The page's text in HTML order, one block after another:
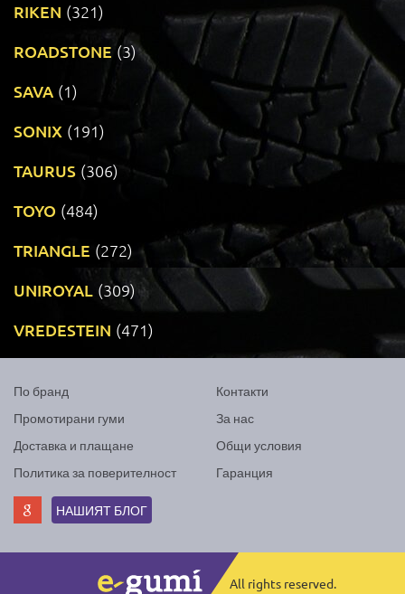
RIKEN (321)
ROADSTONE (3)
SAVA (1)
SONIX (191)
TAURUS (306)
TOYO (484)
TRIANGLE (272)
UNIROYAL (309)
VREDESTEIN (471)
По бранд
Промотирани гуми
Доставка и плащане
Политика за поверителност
Контакти
За нас
Общи условия
Гаранция
НАШИЯТ БЛОГ
All rights reserved.